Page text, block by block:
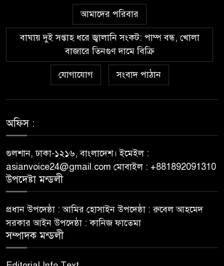
Guía paso a paso para
registrarte y jugar en
Wazamba Casino
৫
Kako sam otkrio Lolajack
Casino – osobno iskustvo od
Popularna Online Kazina:
Koja je Bolja Opcija?
Allyspin Casino Marks 21
Games, Revamped Bonuses
and Mobile Upgrades
৮
৯
আমাদের পরিবার
বাঘায় দুই সপ্তাহ ধরে জ্বালানি সংকট: পাম্প বন্ধ, খোলা
বাজারে তিনগুণ দামে বিক্রি
যোগাযোগ সংবাদ পাঠান
অফিস :
গুলশান, ঢাকা-১২১৬, বাংলাদেশ। ইমেইল :
asianvoice24@gmail.com মোবাইল : +881892091310
উপদেষ্টা মন্ডলী
প্রধান উপদেষ্ঠা : আমির হোসাইন উপদেষ্ঠা : রুবেল আহমেদ
সরকার আইন উপদেষ্ঠা : কানিজ ফাতেমা
সম্পাদক মন্ডলী